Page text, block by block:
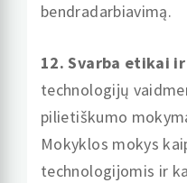
bendradarbiavimą.
12. Svarba etikai
technologijų
pilietiškumo
Mokyklos mokys
technologijomis ir